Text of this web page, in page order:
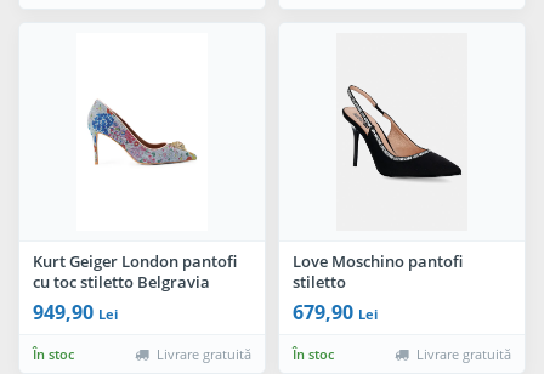
Kurt Geiger London pantofi
cu toc stiletto Belgravia
Eagle Court Blue
949,90 Lei
În stoc Livrare gratuită
Love Moschino pantofi
stiletto
679,90 Lei
În stoc Livrare gratuită